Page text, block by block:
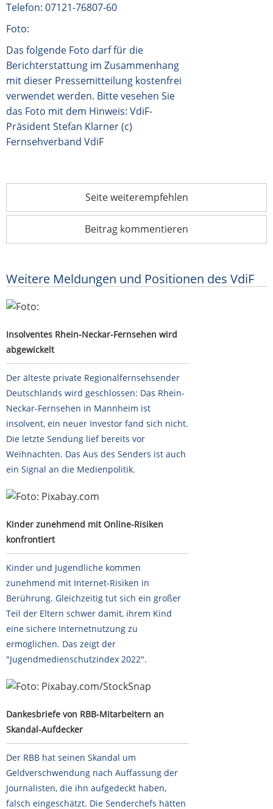
Telefon: 07121-76807-60
Foto:
Das folgende Foto darf für die
Berichterstattung im Zusammenhang
mit dieser Pressemitteilung kostenfrei
verwendet werden. Bitte vesehen Sie
das Foto mit dem Hinweis: VdiF-
Präsident Stefan Klarner (c)
Fernsehverband VdiF
Seite weiterempfehlen
Beitrag kommentieren
Weitere Meldungen und Positionen des VdiF
Insolventes Rhein-Neckar-Fernsehen wird abgewickelt
Insolventes Rhein-Neckar-Fernsehen wird
abgewickelt
Der älteste private Regionalfernsehsender
Deutschlands wird geschlossen: Das Rhein-
Neckar-Fernsehen in Mannheim ist
insolvent, ein neuer Investor fand sich nicht.
Die letzte Sendung lief bereits vor
Weihnachten. Das Aus des Senders ist auch
ein Signal an die Medienpolitik.
Kinder zunehmend mit Online-Risiken konfrontiert
Kinder zunehmend mit Online-Risiken
konfrontiert
Kinder und Jugendliche kommen
zunehmend mit Internet-Risiken in
Berührung. Gleichzeitig tut sich ein großer
Teil der Eltern schwer damit, ihrem Kind
eine sichere Internetnutzung zu
ermöglichen. Das zeigt der
"Jugendmedienschutzindex 2022".
Dankesbriefe von RBB-Mitarbeitern an Skandal-Aufdecker
Dankesbriefe von RBB-Mitarbeitern an
Skandal-Aufdecker
Der RBB hat seinen Skandal um
Geldverschwendung nach Auffassung der
Journalisten, die ihn aufgedeckt haben,
falsch eingeschätzt. Die Senderchefs hätten